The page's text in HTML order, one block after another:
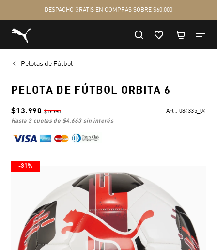
Pelotas de Fútbol
PELOTA DE FÚTBOL ORBITA 6
$13.990 $19.990 Art.: 084335_04
hasta 3 cuotas de $4.663sin interés
-31%